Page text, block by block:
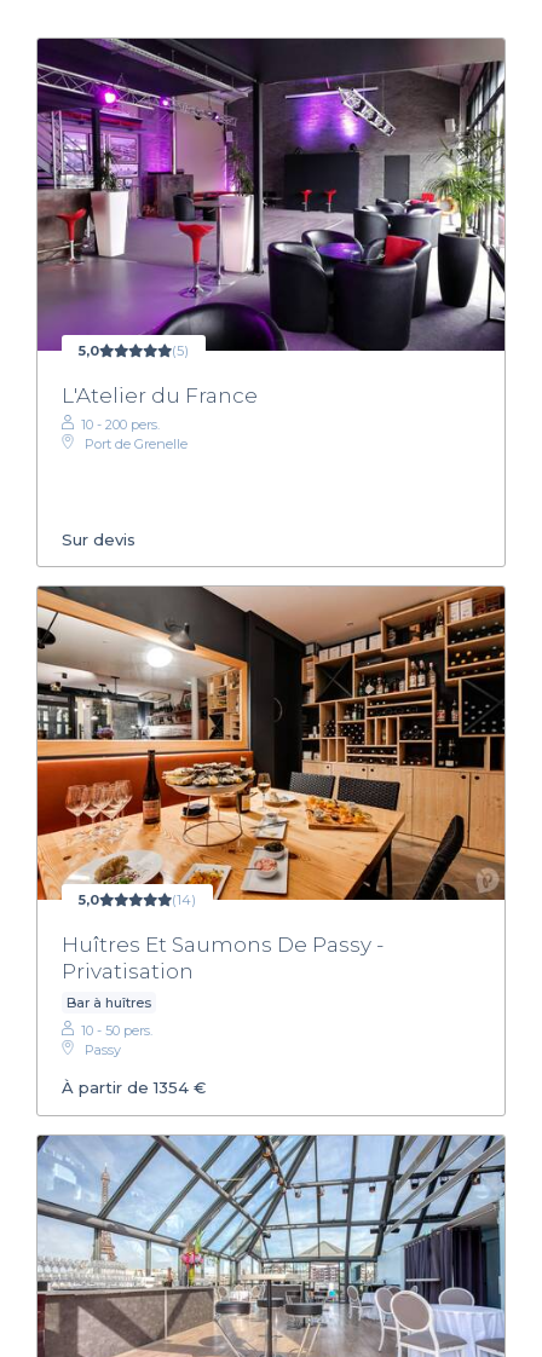
5,0 (5)
L'Atelier du France
10 - 200 pers.
Port de Grenelle
Sur devis
5,0 (14)
Huîtres Et Saumons De Passy -
Privatisation
Bar à huîtres
10 - 50 pers.
Passy
À partir de 1354 €